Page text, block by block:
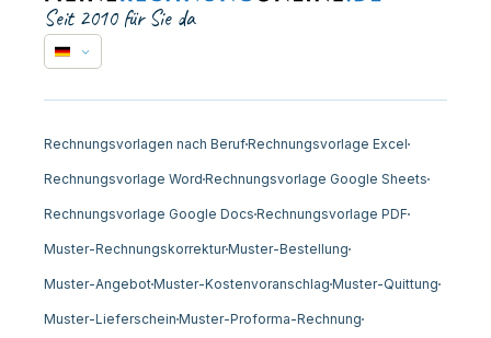
Seit 2010 für Sie da
Rechnungsvorlagen nach BerufRechnungsvorlage Excel
Rechnungsvorlage WordRechnungsvorlage Google Sheets
Rechnungsvorlage Google DocsRechnungsvorlage PDF
Muster-RechnungskorrekturMuster-Bestellung
Muster-AngebotMuster-KostenvoranschlagMuster-Quittung
Muster-LieferscheinMuster-Proforma-Rechnung